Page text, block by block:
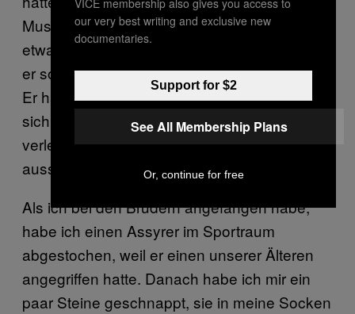
Muslims verkauft hat. Also habe ich ihm
etwas in die Hand gedrückt und ihm gesagt,
er solle einen Insulaner im Hof ausschalten.
Er hat aber den Schwanz eingezogen und
sich aus Angst in einen anderen Block
verlegen lassen. Wir wissen, wie Betrug
aussieht.
Als ich bei den Brüdern angefangen habe,
habe ich einen Assyrer im Sportraum
abgestochen, weil er einen unserer Älteren
angegriffen hatte. Danach habe ich mir ein
paar Steine geschnappt, sie in meine Socken
our very best writing and exclusive new
documentaries.
Support for $2
See All Membership Plans
Or, continue for free